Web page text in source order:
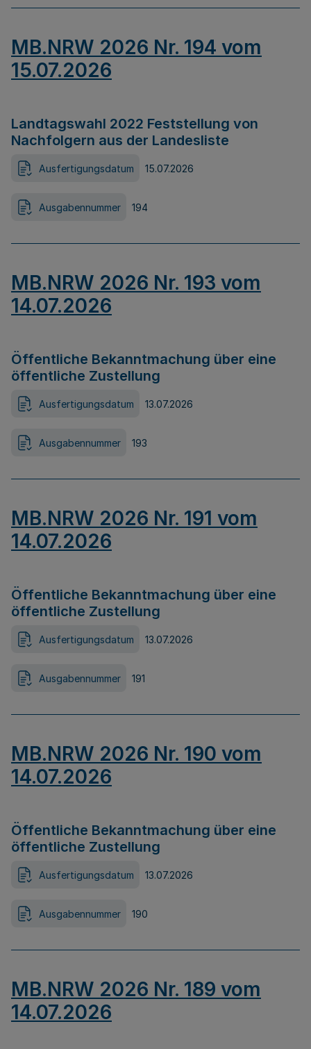
MB.NRW 2026 Nr. 194 vom
15.07.2026
Landtagswahl 2022 Feststellung von
Nachfolgern aus der Landesliste
Ausfertigungsdatum 15.07.2026
Ausgabennummer 194
MB.NRW 2026 Nr. 193 vom
14.07.2026
Öffentliche Bekanntmachung über eine
öffentliche Zustellung
Ausfertigungsdatum 13.07.2026
Ausgabennummer 193
MB.NRW 2026 Nr. 191 vom
14.07.2026
Öffentliche Bekanntmachung über eine
öffentliche Zustellung
Ausfertigungsdatum 13.07.2026
Ausgabennummer 191
MB.NRW 2026 Nr. 190 vom
14.07.2026
Öffentliche Bekanntmachung über eine
öffentliche Zustellung
Ausfertigungsdatum 13.07.2026
Ausgabennummer 190
MB.NRW 2026 Nr. 189 vom
14.07.2026